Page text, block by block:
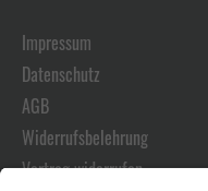
Impressum
Datenschutz
AGB
Widerrufsbelehrung
Vertrag widerrufen